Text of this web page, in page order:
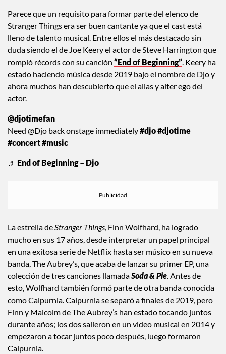
Parece que un requisito para formar parte del elenco de
Stranger Things era ser buen cantante ya que el cast está
lleno de talento musical. Entre ellos el más destacado sin
duda siendo el de Joe Keery el actor de Steve Harrington que
rompió récords con su canción “End of Beginning”. Keery ha
estado haciendo música desde 2019 bajo el nombre de Djo y
ahora muchos han descubierto que el alias y alter ego del
actor.
@djotimefan
Need @Djo back onstage immediately#djo#djotime
#concert#music
♬ End of Beginning – Djo
La estrella deStranger Things, Finn Wolfhard, ha logrado
mucho en sus 17 años, desde interpretar un papel principal
en una exitosa serie de Netflix hasta ser músico en su nueva
banda, The Aubrey’s, que acaba de lanzar su primer EP, una
colección de tres canciones llamadaSoda & Pie. Antes de
esto, Wolfhard también formó parte de otra banda conocida
como Calpurnia. Calpurnia se separó a finales de 2019, pero
Finn y Malcolm de The Aubrey’s han estado tocando juntos
durante años; los dos salieron en un video musical en 2014 y
empezaron a tocar juntos poco después, luego formaron
Calpurnia.